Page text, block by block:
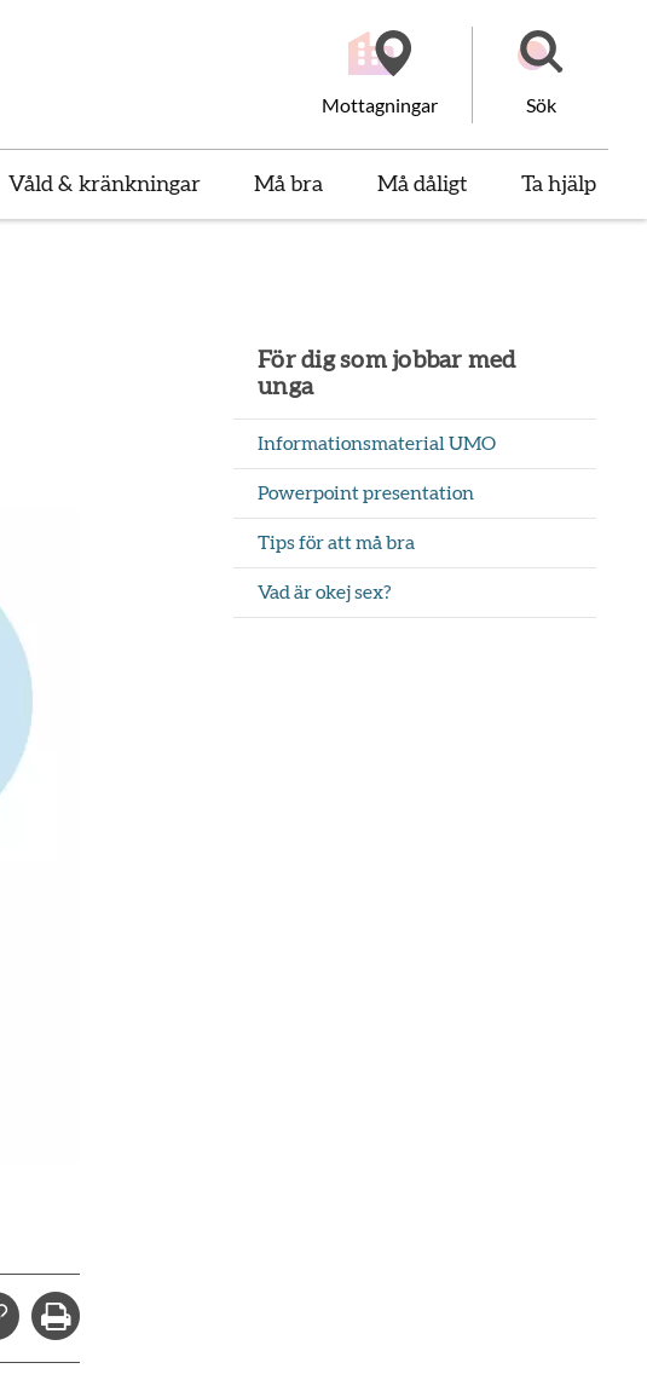
Mottagningar Sök
Våld & kränkningar Må bra Må dåligt Ta hjälp
via mejl
Kopiera länk
För dig som jobbar med
unga
Informationsmaterial UMO
Powerpoint presentation
Tips för att må bra
Vad är okej sex?